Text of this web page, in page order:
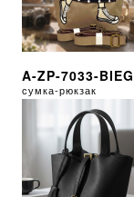
A-ZP-7033-
сумка-рюкзак